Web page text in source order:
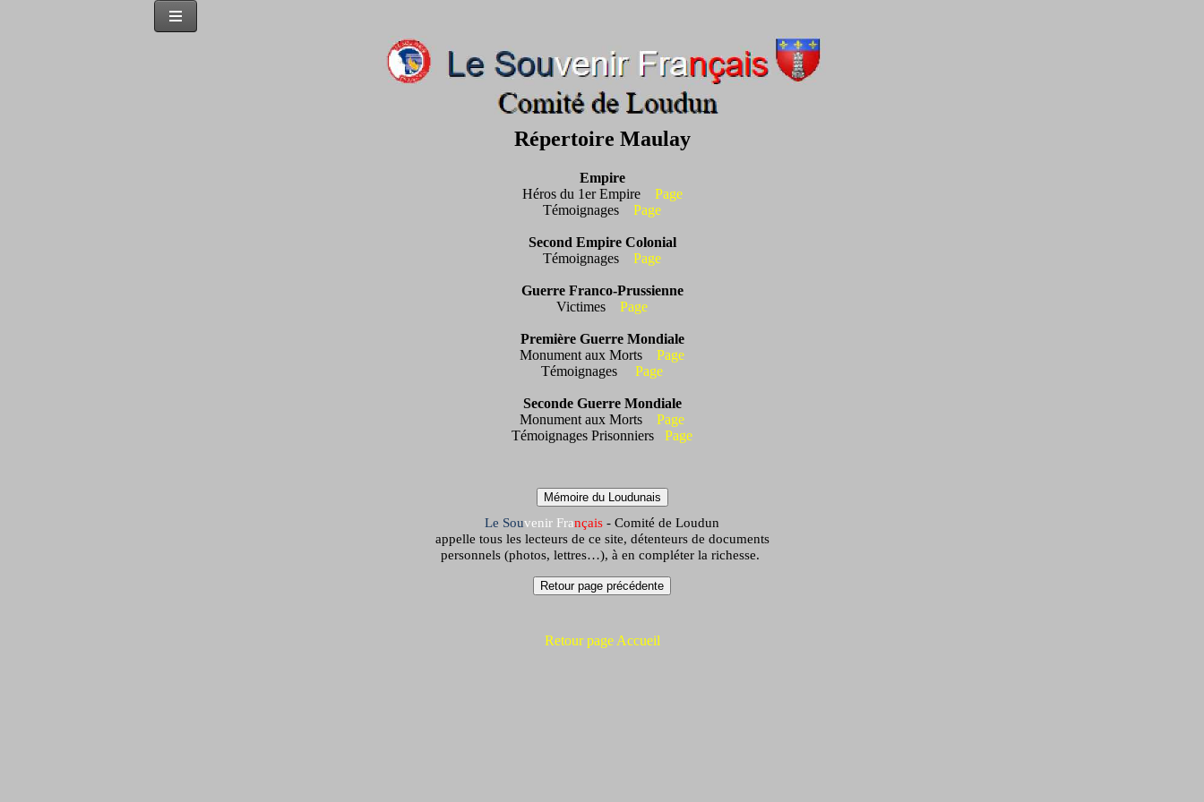
Répertoire Maulay
Empire
Héros du 1er Empire Page
Témoignages Page
Second Empire Colonial
Témoignages Page
Guerre Franco-Prussienne
Victimes Page
Première Guerre Mondiale
Monument aux Morts Page
Témoignages Page
Seconde Guerre Mondiale
Monument aux Morts Page
Témoignages Prisonniers Page
Mémoire du Loudunais
Le Souvenir Français - Comité de Loudun
appelle tous les lecteurs de ce site, détenteurs de documents
personnels (photos, lettres…), à en compléter la richesse.
Retour page Accueil